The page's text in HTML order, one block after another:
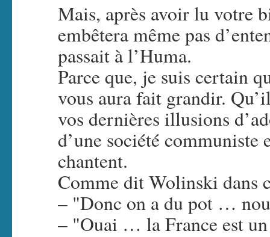
Mais, après avoir lu votre
embêtera même pas
passait à l’Huma.
Parce que, je suis certain
vous aura fait grandir.
vos dernières illusions
d’une société communiste
chantent.
Comme dit Wolinski dans
– "Donc on a du pot …
– "Ouai … la France est